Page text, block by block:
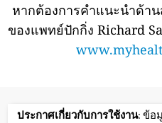
หากต้องการคำแนะนำด้า
ของแพทย์ปักกิ่ง Richard
ประกาศเกี่ยวกับการใช้งาน: ข้อ